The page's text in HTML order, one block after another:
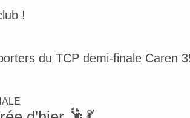
!
du TCP demi-finale Caren